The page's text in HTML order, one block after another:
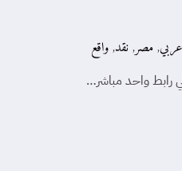
,مصر,نقد,واقع
واحد مباشر…